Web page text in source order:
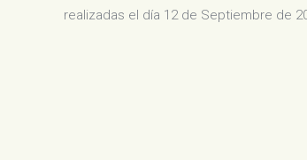
realizadas el día 12 de Septiembre de